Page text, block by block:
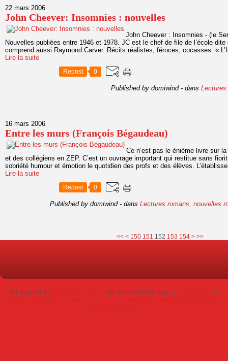
22 mars 2006
John Cheever: Insomnies : nouvelles
John Cheever : Insomnies - (le
Nouvelles publiées entre 1946 et 1978. JC est le chef de file de l’école dite
comprend aussi Raymond Carver. Récits réalistes, féroces, cocasses. «
Lire la suite
Repost 0
Published by domiwind - dans
16 mars 2006
Entre les murs (François Bégaudeau)
Ce n’est pas le énième livre sur
et des collégiens en ZEP. C’est un ouvrage important qui restitue sans
sobriété humour et émotion le quotidien des profs et des élèves.
Lire la suite
Repost 0
Published by domiwind - dans Lectures romans, nouvelles
<< < 100
110
120
130
140
150 151 152 153 154 > >>
Voir le profil de sur le portail Overblog